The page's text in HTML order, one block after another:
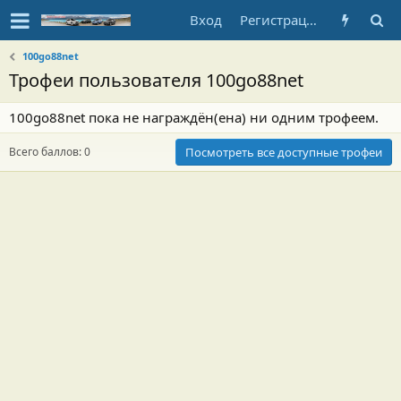
Вход Регистрация
100go88net
Трофеи пользователя 100go88net
100go88net пока не награждён(ена) ни одним трофеем.
Всего баллов: 0 Посмотреть все доступные трофеи